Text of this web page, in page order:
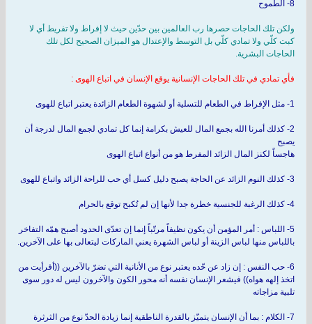
8- الطموح
ولكن تلك الحاجات حصرها رب العالمين بين حدّين حيث لا إفراط ولا تفريط أي لا
كبت كلّي ولا تمادي كلّي بل التوسط والإعتدال هو الميزان الصحيح لكل تلك
الحاجات البشرية.
فأي تمادي في تلك الحاجات الإنسانية يوقع الإنسان في اتباع الهوى :
1- مثل الإفراط في الطعام للتسلية أو لشهوة الطعام الزائدة يعتبر اتباع للهوى
2- كذلك أمرنا الله بجمع المال للعيش بكرامة إنما كل تمادي لجمع المال لدرجة أن
يصبح
هاجساً لكنز المال الزائد المفرط هو من أنواع اتباع الهوى
3- كذلك النوم الزائد عن الحاجة يصبح دليل كسل أي حب للراحة الزائد واتباع للهوى
4- كذلك الرغبة للجنسية خطرة جدا لأنها إن لم تُكبح توقع بالحرام
5- اللباس : أمر المؤمن أن يكون نظيفاً مرتّباً إنما إن تعدّى الحدود أصبح همّه التفاخر
باللباس منها لباس الزينة أو لباس الشهرة يعني الماركات ليتعالى بها على الآخرين.
6- حب النفس : إن زاد عن حّده يعتبر نوع من الأنانية التي تضرّ بالآخرين ((أفرأيت من
اتخذ إلهه هواه)) فيشعر الإنسان نفسه أنه محور الكون والآخرون ليس له دور سوى
تلبية مزاجاته
7- الكلام : بما أن الإنسان يتميّز بالقدرة الناطقية إنما زيادة الحدّ نوع من الثرثرة